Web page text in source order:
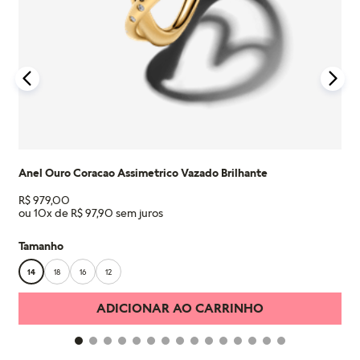
Saiba mais sobre as condições de garantia e veja todos os
detalhes na nossa seção de FAQ.
Anel Ouro Coracao Assimetrico Vazado Brilhante
R$979,00
ou 10x de R$97,90
Tamanho
14 18 16 12
ADICIONAR AO CARRINHO